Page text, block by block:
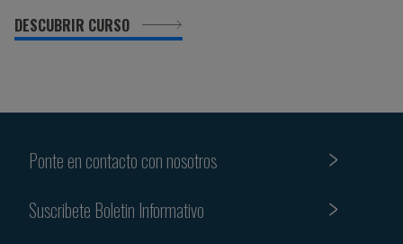
DESCUBRIR CURSO
Ponte en contacto con nosotros
Suscribete Boletin Informativo